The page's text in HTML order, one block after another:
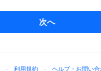
次へ
利用規約
ヘルプ・お問い